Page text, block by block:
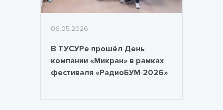
06.05.2026
В ТУСУРе прошёл День
компании «Микран» в рамках
фестиваля «РадиоБУМ‑2026»